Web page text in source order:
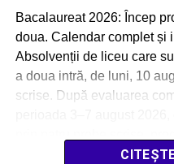
Bacalaureat 2026: Încep
doua. Calendar complet și
Absolvenții de liceu care
a doua intră, de luni, 10
scrise. După evaluarea